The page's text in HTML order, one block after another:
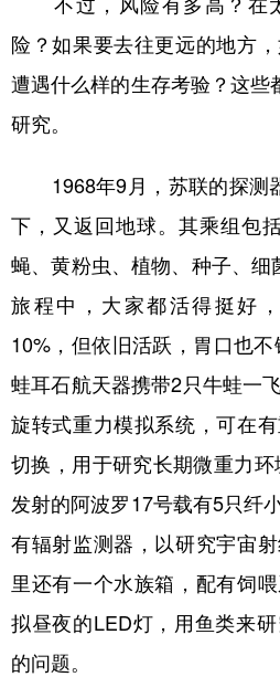
不过，风险有多高？在
险？如果要去往更远的地方
遭遇什么样的生存考验？这些
研究。
1968年9月，苏联的探测
下，又返回地球。其乘组包
蝇、黄粉虫、植物、种子、细
旅程中，大家都活得挺好
10%，但依旧活跃，胃口也
蛙耳石航天器携带2只牛蛙一
旋转式重力模拟系统，可在
切换，用于研究长期微重力环
发射的阿波罗17号载有5只纤
有辐射监测器，以研究宇宙
里还有一个水族箱，配有饲
拟昼夜的LED灯，用鱼类来
的问题。